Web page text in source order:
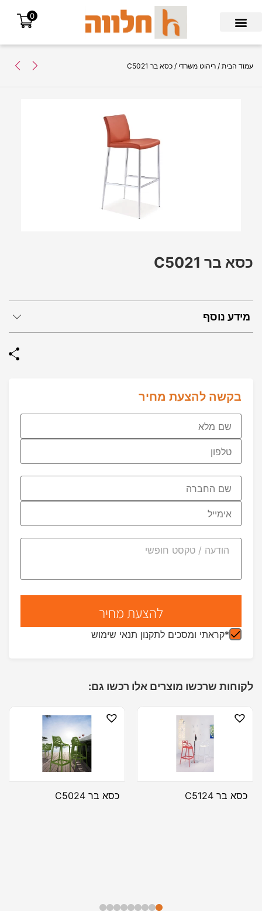
0
עמוד הבית / ריהוט משרדי / כסא בר C5021
מידע נוסף
כסא בר C5021
בקשה להצעת מחיר
*קראתי ומסכים לתקנון תנאי שימוש
לקוחות שרכשו מוצרים אלו רכשו גם:
כסא בר C5124 כסא בר C5024